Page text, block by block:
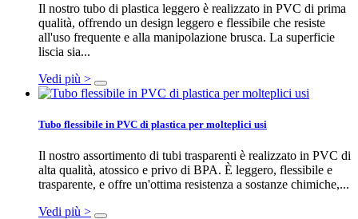
Il nostro tubo di plastica leggero è realizzato in PVC di prima
qualità, offrendo un design leggero e flessibile che resiste
all'uso frequente e alla manipolazione brusca. La superficie
liscia sia...
Vedi più >
Tubo flessibile in PVC di plastica per molteplici usi
Il nostro assortimento di tubi trasparenti è realizzato in PVC di
alta qualità, atossico e privo di BPA. È leggero, flessibile e
trasparente, e offre un'ottima resistenza a sostanze chimiche,...
Vedi più >